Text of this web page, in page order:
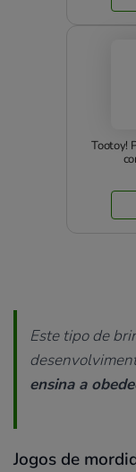
Tootoy!
Este tipo de
ensina a
Jogos de